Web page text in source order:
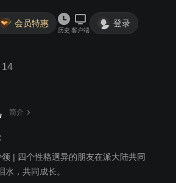
会员特惠
历史 客户端
登录
14
简介
| 四个性格迥异的朋友在派大陆共同
水，共同成长。